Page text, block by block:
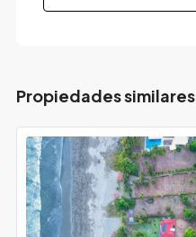
Propiedades similares